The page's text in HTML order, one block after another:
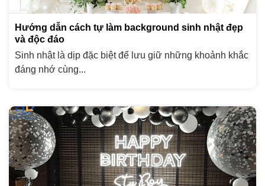
Hướng dẫn cách tự làm background sinh nhật đẹp
và độc đáo
Sinh nhật là dịp đặc biệt để lưu giữ những khoảnh khắc
đáng nhớ cùng...